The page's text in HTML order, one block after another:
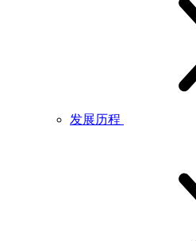
发展历程